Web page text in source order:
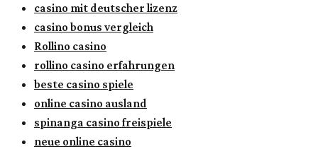
casino mit deutscher lizenz
casino bonus vergleich
Rollino casino
rollino casino erfahrungen
beste casino spiele
online casino ausland
spinanga casino freispiele
neue online casino